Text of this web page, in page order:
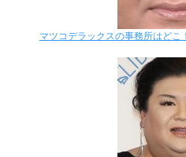
マツコデラックスの事務所はどこ